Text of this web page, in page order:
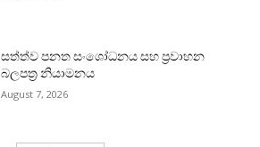
සත්ත්ව පනත සංශෝධනය සහ ප්‍රවාහන
බලපත්‍ර නියාමනය
August 7, 2026